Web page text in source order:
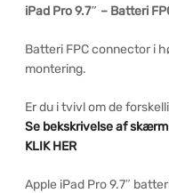
iPad Pro 9.7″ – Batteri
Batteri FPC connector i
montering.
Er du i tvivl om de
Se bekskrivelse af
KLIK HER
Apple iPad Pro 9.7″